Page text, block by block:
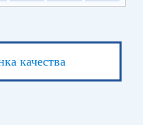
качества